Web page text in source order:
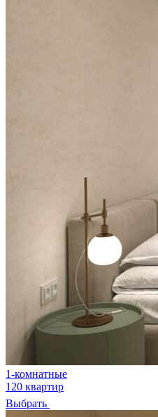
1-комнатные
120 квартир
Выбрать